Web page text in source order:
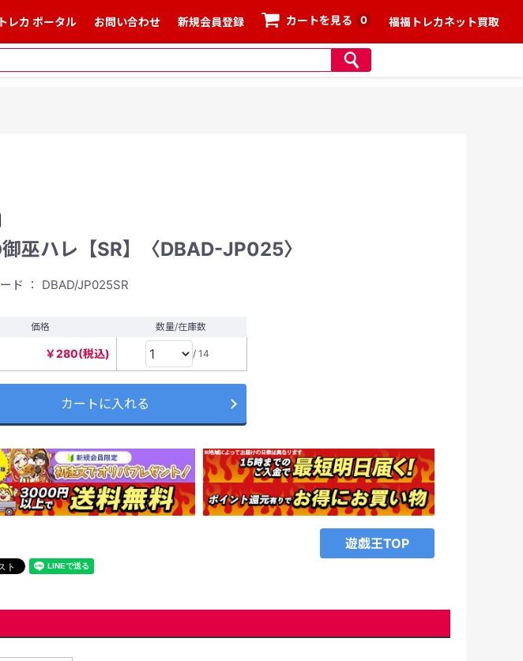
レカ ポータル お問い合わせ 新規会員登録 カートを見る 0 福福トレカネット買取
巫ハレ【SR】〈DBAD-JP025〉
ド ： DBAD/JP025SR
価格 数量/在庫数
￥280(税込) / 14
カートに入れる
遊戯王TOP